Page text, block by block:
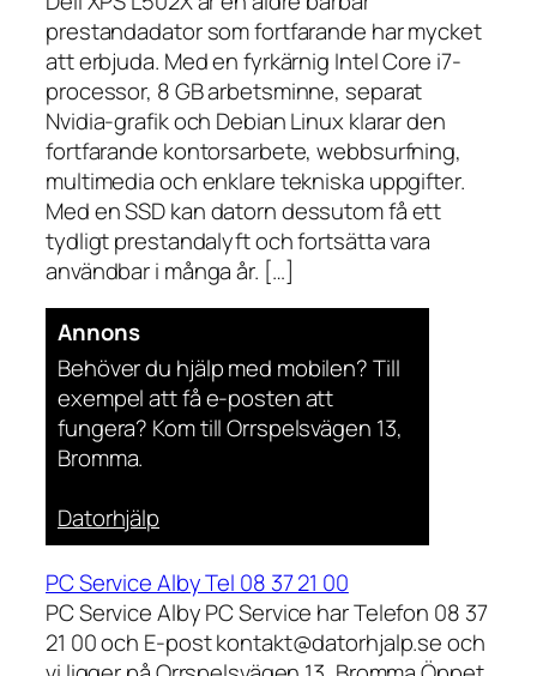
prestandadator som fortfarande har mycket
att erbjuda. Med en fyrkärnig Intel Core i7-
processor, 8 GB arbetsminne, separat
Nvidia-grafik och Debian Linux klarar den
fortfarande kontorsarbete, webbsurfning,
multimedia och enklare tekniska uppgifter.
Med en SSD kan datorn dessutom få ett
tydligt prestandalyft och fortsätta vara
användbar i många år. […]
Annons
Behöver du hjälp med mobilen? Till
exempel att få e-posten att
fungera? Kom till Orrspelsvägen 13,
Bromma.
Datorhjälp
PC Service Alby Tel 08 37 21 00
PC Service Alby PC Service har Telefon 08 37
21 00 och E-post kontakt@datorhjalp.se och